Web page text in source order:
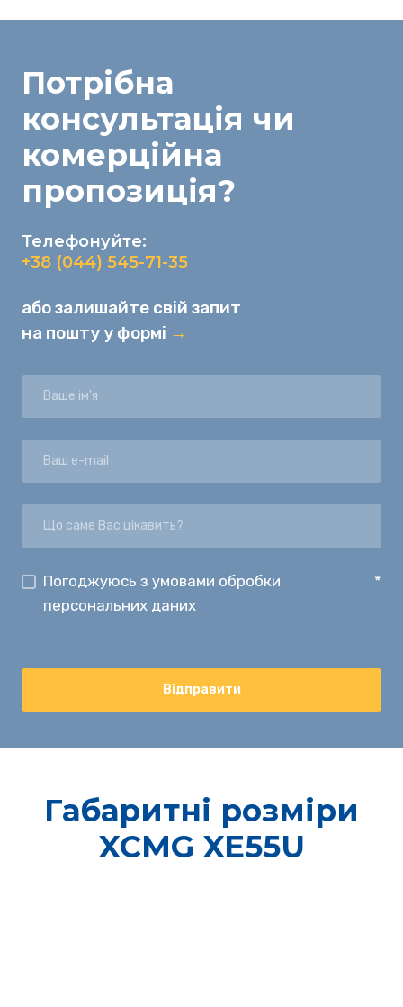
Потрібна
консультація чи
комерційна
пропозиція?
Телефонуйте:
+38 (044) 545-71-35
або залишайте свій запит
на пошту у формі →
Погоджуюсь з умовами обробки
персональних даних
*
Відправити
Габаритні розміри
XCMG XE55U